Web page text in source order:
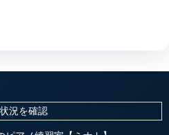
況を確認